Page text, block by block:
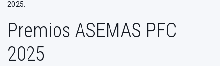
2025.
Premios ASEMAS PFC
2025